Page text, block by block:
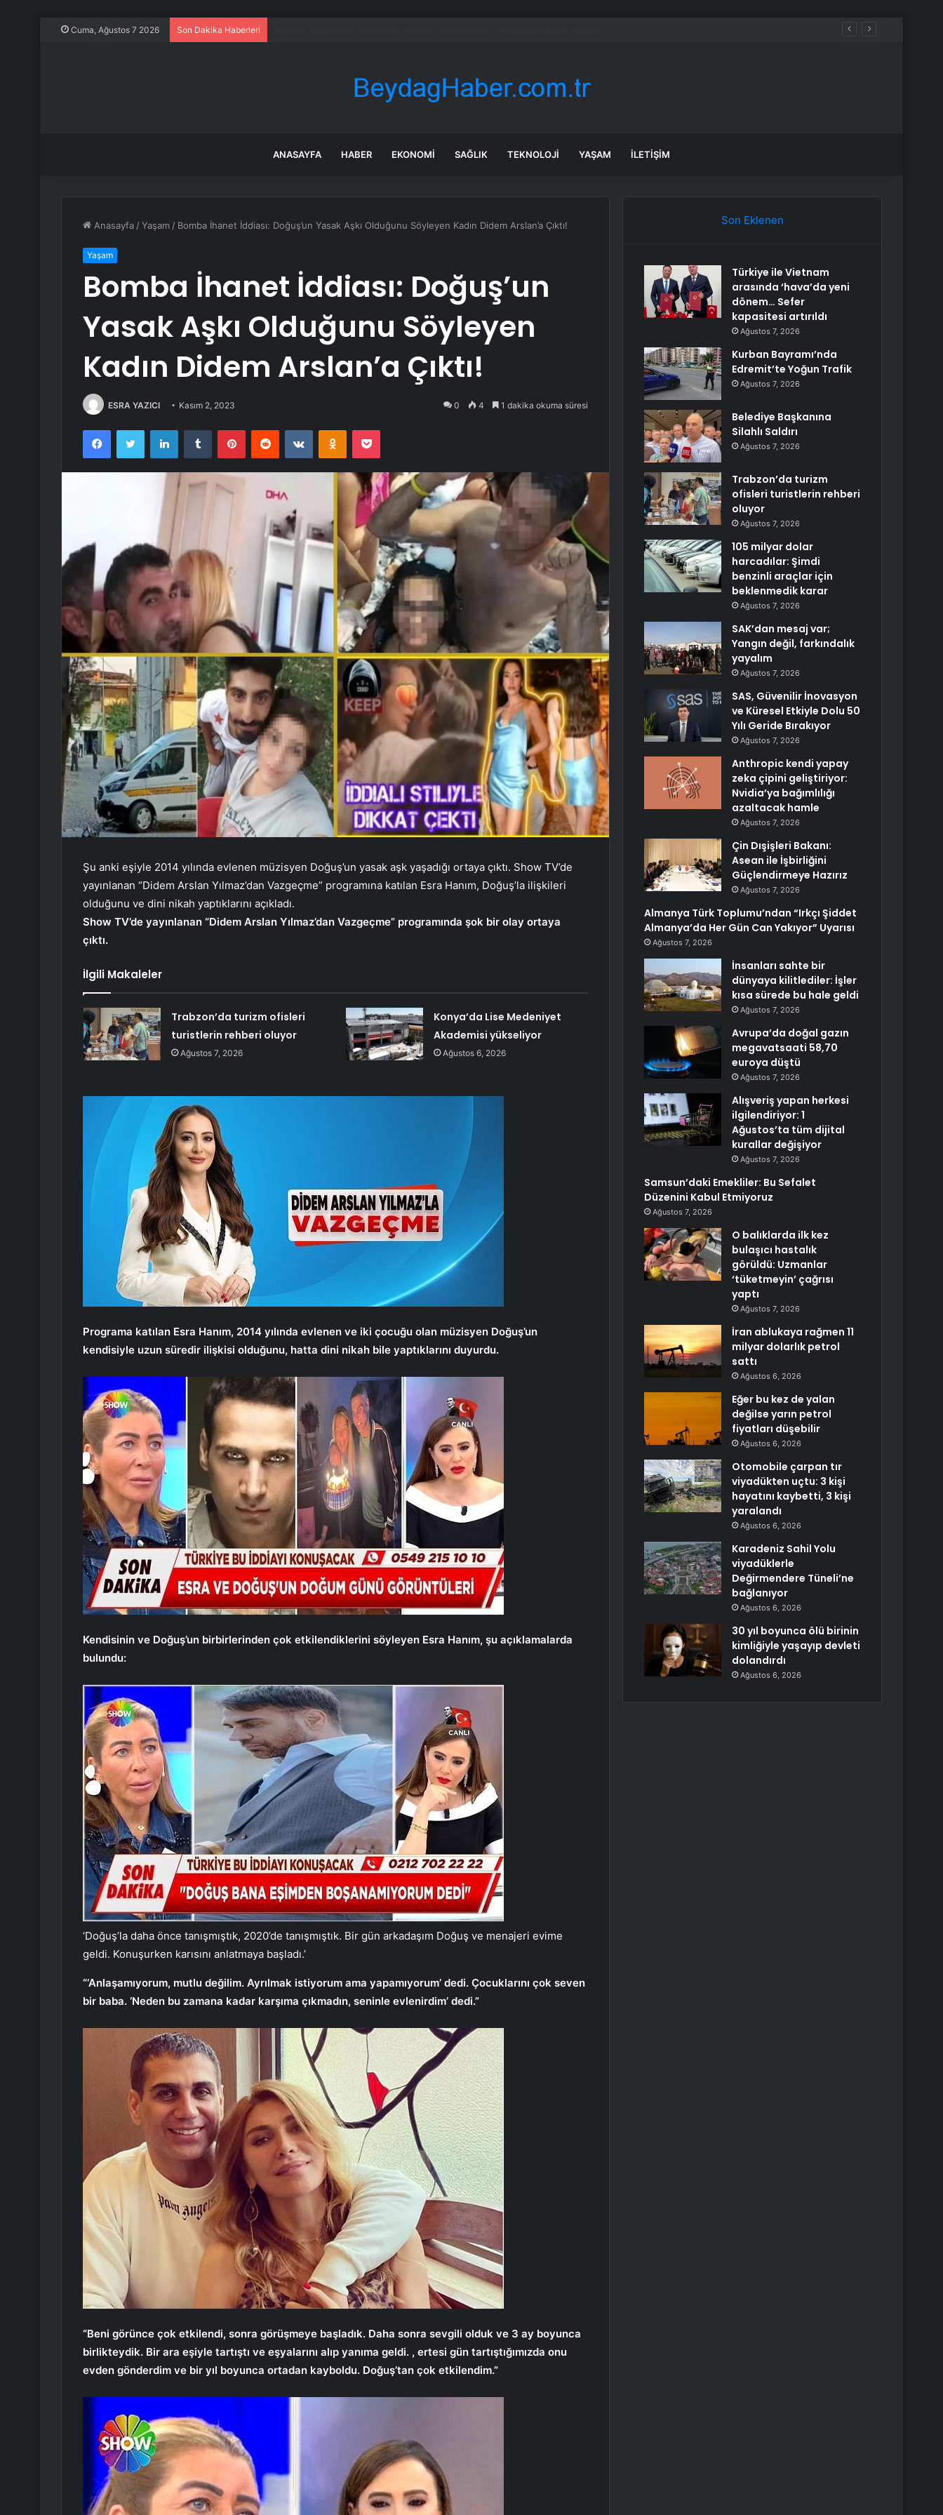
Cuma, Ağustos 7 2026 Son Dakika Haberleri
ANASAYFA HABER EKONOMI SAĞLIK TEKNOLOJI YAŞAM İLETIŞIM
Anasayfa /Yaşam / Bomba İhanet İddiası: Doğuş’un Yasak Aşkı Olduğunu Söyleyen Kadın Didem Arslan’a Çıktı!
Yaşam
Bomba İhanet İddiası: Doğuş’un
Yasak Aşkı Olduğunu Söyleyen
Kadın Didem Arslan’a Çıktı!
ESRA YAZICI Kasım 2, 2023 0 4 1 dakika okuma süresi
FacebookTwitter LinkedInTumblr PinterestReddit VKontakteOdnoklassniki
Pocket
Şu anki eşiyle 2014 yılında evlenen müzisyen Doğuş’un yasak aşk yaşadığı ortaya çıktı. Show TV’de
yayınlanan “Didem Arslan Yılmaz’dan Vazgeçme” programına katılan Esra Hanım, Doğuş’la ilişkileri
olduğunu ve dini nikah yaptıklarını açıkladı.
Show TV’de yayınlanan “Didem Arslan Yılmaz’dan Vazgeçme” programında şok bir olay ortaya
çıktı.
İlgili Makaleler
Trabzon’da turizm ofisleri
turistlerin rehberi oluyor
Ağustos 7, 2026
Konya’da Lise Medeniyet
Akademisi yükseliyor
Ağustos 6, 2026
Programa katılan Esra Hanım, 2014 yılında evlenen ve iki çocuğu olan müzisyen Doğuş’un
kendisiyle uzun süredir ilişkisi olduğunu, hatta dini nikah bile yaptıklarını duyurdu.
Kendisinin ve Doğuş’un birbirlerinden çok etkilendiklerini söyleyen Esra Hanım, şu açıklamalarda
bulundu:
‘Doğuş’la daha önce tanışmıştık, 2020’de tanışmıştık. Bir gün arkadaşım Doğuş ve menajeri evime
geldi. Konuşurken karısını anlatmaya başladı.’
“‘Anlaşamıyorum, mutlu değilim. Ayrılmak istiyorum ama yapamıyorum’ dedi. Çocuklarını çok seven
bir baba. ‘Neden bu zamana kadar karşıma çıkmadın, seninle evlenirdim’ dedi.”
“Beni görünce çok etkilendi, sonra görüşmeye başladık. Daha sonra sevgili olduk ve 3 ay boyunca
birlikteydik. Bir ara eşiyle tartıştı ve eşyalarını alıp yanıma geldi. , ertesi gün tartıştığımızda onu
evden gönderdim ve bir yıl boyunca ortadan kayboldu. Doğuş’tan çok etkilendim.”
Son Eklenen
Türkiye ile Vietnam
arasında ‘hava’da yeni
dönem… Sefer
kapasitesi artırıldı
Ağustos 7, 2026
Kurban Bayramı’nda
Edremit’te Yoğun Trafik
Ağustos 7, 2026
Belediye Başkanına
Silahlı Saldırı
Ağustos 7, 2026
Trabzon’da turizm
ofisleri turistlerin rehberi
oluyor
Ağustos 7, 2026
105 milyar dolar
harcadılar: Şimdi
benzinli araçlar için
beklenmedik karar
Ağustos 7, 2026
SAK’dan mesaj var;
Yangın değil, farkındalık
yayalım
Ağustos 7, 2026
SAS, Güvenilir İnovasyon
ve Küresel Etkiyle Dolu 50
Yılı Geride Bırakıyor
Ağustos 7, 2026
Anthropic kendi yapay
zeka çipini geliştiriyor:
Nvidia’ya bağımlılığı
azaltacak hamle
Ağustos 7, 2026
Çin Dışişleri Bakanı:
Asean ile İşbirliğini
Güçlendirmeye Hazırız
Ağustos 7, 2026
Almanya Türk Toplumu’ndan “Irkçı Şiddet
Almanya’da Her Gün Can Yakıyor” Uyarısı
Ağustos 7, 2026
İnsanları sahte bir
dünyaya kilitlediler: İşler
kısa sürede bu hale geldi
Ağustos 7, 2026
Avrupa’da doğal gazın
megavatsaati 58,70
euroya düştü
Ağustos 7, 2026
Alışveriş yapan herkesi
ilgilendiriyor: 1
Ağustos’ta tüm dijital
kurallar değişiyor
Ağustos 7, 2026
Samsun’daki Emekliler: Bu Sefalet
Düzenini Kabul Etmiyoruz
Ağustos 7, 2026
O balıklarda ilk kez
bulaşıcı hastalık
görüldü: Uzmanlar
‘tüketmeyin’ çağrısı
yaptı
Ağustos 7, 2026
İran ablukaya rağmen 11
milyar dolarlık petrol
sattı
Ağustos 6, 2026
Eğer bu kez de yalan
değilse yarın petrol
fiyatları düşebilir
Ağustos 6, 2026
Otomobile çarpan tır
viyadükten uçtu: 3 kişi
hayatını kaybetti, 3 kişi
yaralandı
Ağustos 6, 2026
Karadeniz Sahil Yolu
viyadüklerle
Değirmendere Tüneli’ne
bağlanıyor
Ağustos 6, 2026
30 yıl boyunca ölü birinin
kimliğiyle yaşayıp devleti
dolandırdı
Ağustos 6, 2026